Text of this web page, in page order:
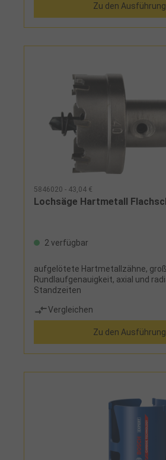
Zu den
5846020 - 43,04 €
Lochsäge Hartmetall
2 verfügbar
aufgelötete Hartmetallzähne,
Rundlaufgenauigkeit, axial und
Standzeiten
Vergleichen
Zu den